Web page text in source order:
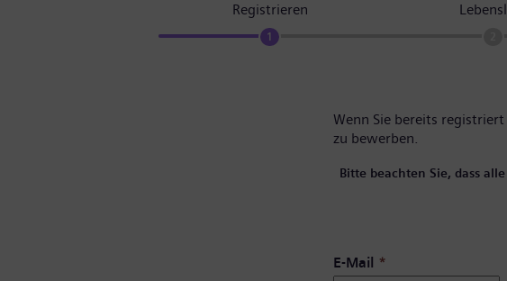
Registrieren
1
Wenn Sie bereits
zu bewerben.
Bitte beachten Sie, dass
E-Mail *